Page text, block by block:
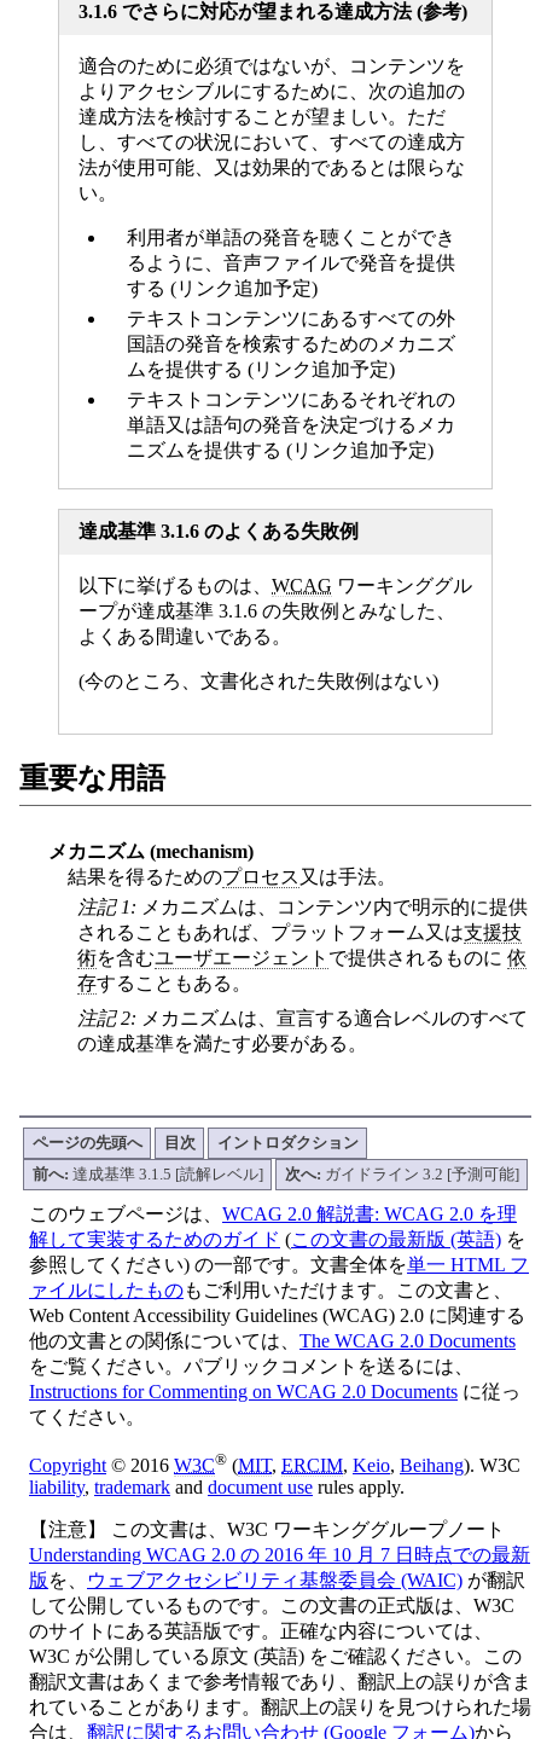
3.1.6 でさらに対応が望まれる達成方法 (参考)
適合のために必須ではないが、コンテンツを
よりアクセシブルにするために、次の追加の
達成方法を検討することが望ましい。ただ
し、すべての状況において、すべての達成方
法が使用可能、又は効果的であるとは限らな
い。
利用者が単語の発音を聴くことができ
るように、音声ファイルで発音を提供
する (リンク追加予定)
テキストコンテンツにあるすべての外
国語の発音を検索するためのメカニズ
ムを提供する (リンク追加予定)
テキストコンテンツにあるそれぞれの
単語又は語句の発音を決定づけるメカ
ニズムを提供する (リンク追加予定)
達成基準 3.1.6 のよくある失敗例
以下に挙げるものは、 WCAG ワーキンググル
ープが達成基準 3.1.6 の失敗例とみなした、
よくある間違いである。
(今のところ、文書化された失敗例はない)
重要な用語
メカニズム (mechanism)
結果を得るためのプロセス 又は手法。
注記 1: メカニズムは、コンテンツ内で明示的に提供
されることもあれば、プラットフォーム又は支援技
術を含むユーザエージェント で提供されるものに 依
存することもある。
注記 2: メカニズムは、宣言する適合レベルのすべて
の達成基準を満たす必要がある。
ページの先頭へ 目次
イントロダクション
前へ: 達成基準 3.1.5 [読解レベル] 次へ: ガイドライン 3.2 [予測可能]
このウェブページは、 WCAG 2.0 解説書: WCAG 2.0 を理
解して実装するためのガイド (この文書の最新版 (英語) を
参照してください) の一部です。文書全体を単一 HTML フ
ァイルにしたものもご利用いただけます。この文書と、
Web Content Accessibility Guidelines (WCAG) 2.0 に関連する
他の文書との関係については、 The WCAG 2.0 Documents
をご覧ください。パブリックコメントを送るには、
Instructions for Commenting on WCAG 2.0 Documents に従っ
てください。
Copyright© 2016 W3C® (MIT, ERCIM, Keio, Beihang). W3C
liability, trademark and document use rules apply.
【注意】 この文書は、W3C ワーキンググループノート
Understanding WCAG 2.0 の 2016 年 10 月 7 日時点での最新
版 を、 ウェブアクセシビリティ基盤委員会 (WAIC) が翻訳
して公開しているものです。この文書の正式版は、W3C
のサイトにある英語版です。正確な内容については、
W3C が公開している原文 (英語) をご確認ください。この
翻訳文書はあくまで参考情報であり、翻訳上の誤りが含ま
れていることがあります。翻訳上の誤りを見つけられた場
合は、 翻訳に関するお問い合わせ (Google フォーム)から